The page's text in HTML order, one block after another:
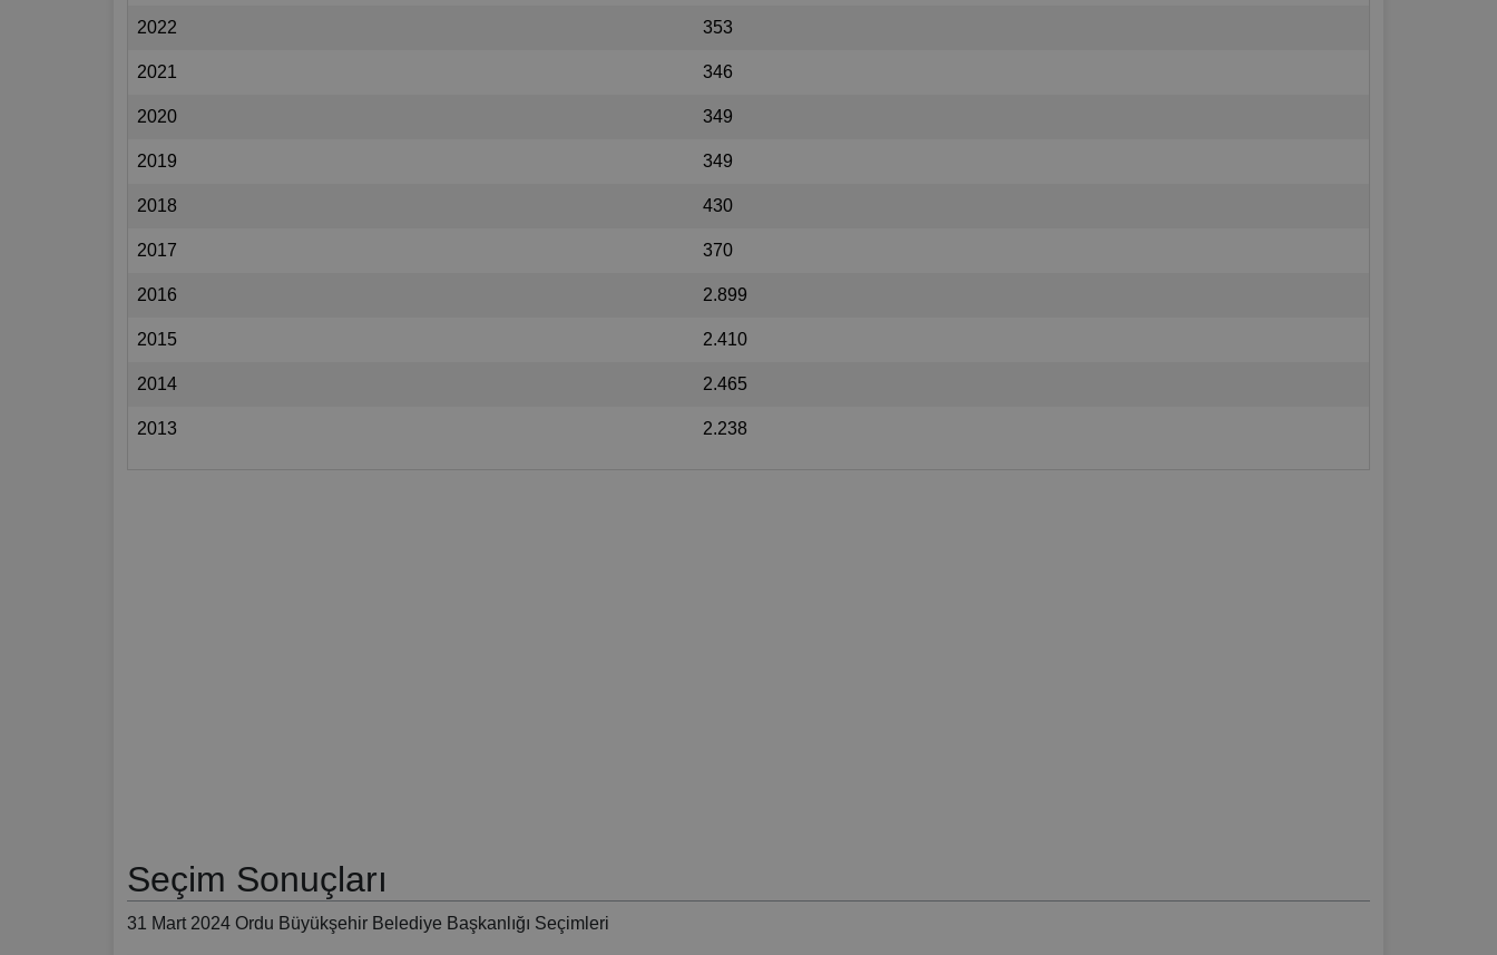
2022 353
2021 346
2020 349
2019 349
2018 430
2017 370
2016 2.899
2015 2.410
2014 2.465
2013 2.238
Seçim Sonuçları
31 Mart 2024 Ordu Büyükşehir Belediye Başkanlığı Seçimleri